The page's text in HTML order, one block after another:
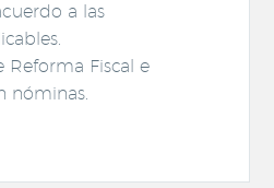
a las
Reforma Fiscal e
nóminas.